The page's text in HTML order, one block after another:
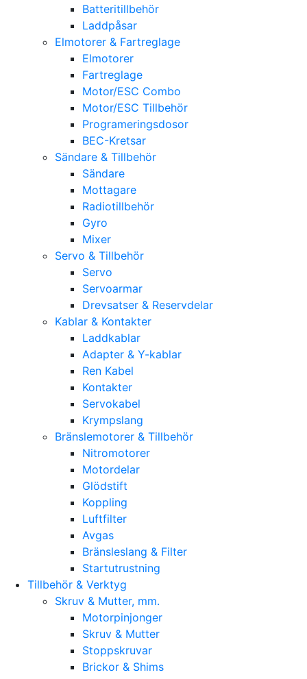
Batteritillbehör
Laddpåsar
Elmotorer & Fartreglage
Elmotorer
Fartreglage
Motor/ESC Combo
Motor/ESC Tillbehör
Programeringsdosor
BEC-Kretsar
Sändare & Tillbehör
Sändare
Mottagare
Radiotillbehör
Gyro
Mixer
Servo & Tillbehör
Servo
Servoarmar
Drevsatser & Reservdelar
Kablar & Kontakter
Laddkablar
Adapter & Y-kablar
Ren Kabel
Kontakter
Servokabel
Krympslang
Bränslemotorer & Tillbehör
Nitromotorer
Motordelar
Glödstift
Koppling
Luftfilter
Avgas
Bränsleslang & Filter
Startutrustning
Tillbehör & Verktyg
Skruv & Mutter, mm.
Motorpinjonger
Skruv & Mutter
Stoppskruvar
Brickor & Shims